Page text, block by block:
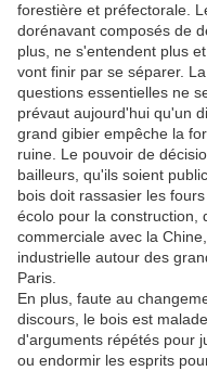
forestière et préfectorale.
dorénavant composés de
plus, ne s'entendent plus
vont finir par se séparer.
questions essentielles ne
prévaut aujourd'hui qu'un
grand gibier empêche la
ruine. Le pouvoir de
bailleurs, qu'ils soient
bois doit rassasier les
écolo pour la construction,
commerciale avec la
industrielle autour des
Paris.
En plus, faute au
discours, le bois est
d'arguments répétés pour
ou endormir les esprits